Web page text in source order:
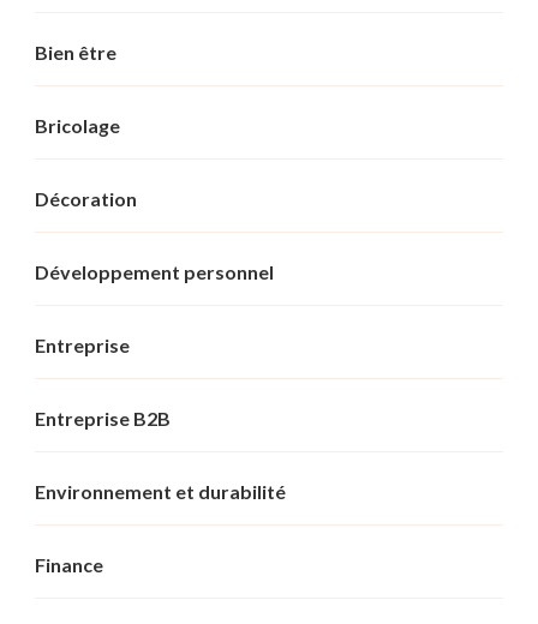
Bien être
Bricolage
Décoration
Développement personnel
Entreprise
Entreprise B2B
Environnement et durabilité
Finance